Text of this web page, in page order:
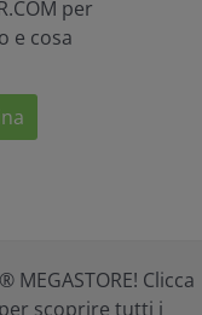
per
e cosa
MEGASTORE! Clicca
scoprire tutti i